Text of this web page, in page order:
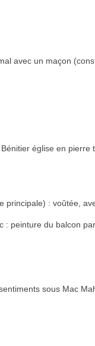
avec un maçon
église en
principale) : voûtée,
: peinture du balcon
sous Mac